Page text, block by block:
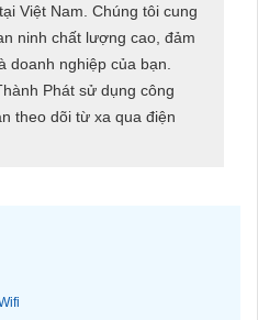
Việt Nam. Chúng tôi cung
ninh chất lượng cao, đảm
doanh nghiệp của bạn.
Phát sử dụng công
theo dõi từ xa qua điện